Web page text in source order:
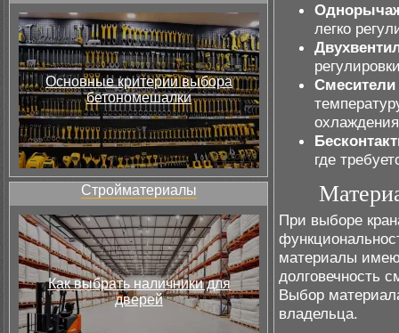
Основные критерии выбора
бетономешалки
Стройматериалы
Как выбрать наличники для
дверей
легко
Смесители
где
При выборе
материалы
долговечность
Выбор
владельца.